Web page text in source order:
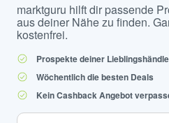
marktguru hilft dir passende
aus deiner Nähe zu finden.
kostenfrei.
Prospekte deiner
Wöchentlich die besten Deals
Kein Cashback Angebot